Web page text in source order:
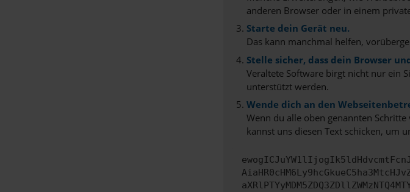
anderen Browser oder in einem
Starte dein Gerät neu.
Das kann manchmal helfen,
Stelle sicher, dass dein Browser
Veraltete Software birgt nicht nur ein
unterstützt werden.
Wende dich an den
Wenn du alle oben genannten
kannst uns diesen Text schicken, um